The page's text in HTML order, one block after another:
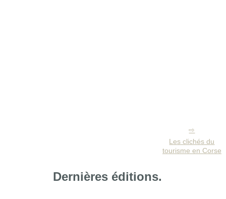
Les clichés du
tourisme en Corse
Dernières éditions.